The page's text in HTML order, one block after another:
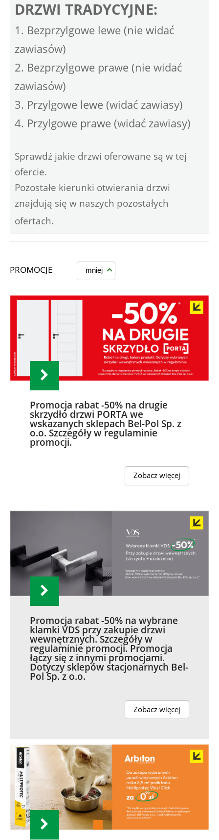
DRZWI TRADYCYJNE:
1. Bezprzylgowe lewe (nie widać
zawiasów)
2. Bezprzylgowe prawe (nie widać
zawiasów)
3. Przylgowe lewe (widać zawiasy)
4. Przylgowe prawe (widać zawiasy)
Sprawdź jakie drzwi oferowane są w tej
ofercie.
Pozostałe kierunki otwierania drzwi
znajdują się w naszych pozostałych
ofertach.
PROMOCJE mniej
Promocja rabat -50% na drugie
skrzydło drzwi PORTA we
wskazanych sklepach Bel-Pol Sp. z
o.o. Szczegóły w regulaminie
promocji.
Zobacz więcej
Promocja rabat -50% na wybrane
klamki VDS przy zakupie drzwi
wewnętrznych. Szczegóły w
regulaminie promocji. Promocja
łączy się z innymi promocjami.
Dotyczy sklepów stacjonarnych Bel-
Pol Sp. z o.o.
Zobacz więcej